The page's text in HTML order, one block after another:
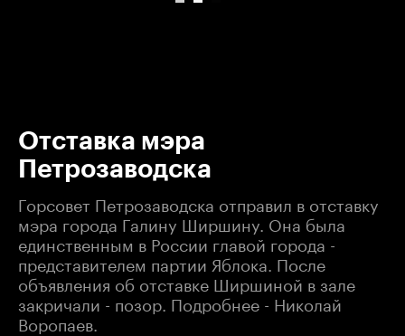
Отставка мэра
Петрозаводска
Горсовет Петрозаводска отправил в отставку
мэра города Галину Ширшину. Она была
единственным в России главой города -
представителем партии Яблока. После
объявления об отставке Ширшиной в зале
закричали - позор. Подробнее - Николай
Воропаев.